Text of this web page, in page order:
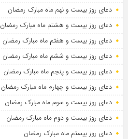
دعای روز بیست و نهم ماه مبارک رمضان
دعای روز بیست و هشتم ماه مبارک رمضان
دعای روز بیست و هفتم ماه مبارک رمضان
دعای روز بیست و ششم ماه مبارک رمضان
دعای روز بیست و پنجم ماه مبارک رمضان
دعای روز بیست و چهارم ماه مبارک رمضان
دعای روز بیست و سوم ماه مبارک رمضان
دعای روز بیست و دوم ماه مبارک رمضان
دعای روز بیستم ماه مبارک رمضان